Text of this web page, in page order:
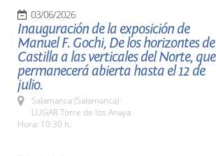
03/06/2026
Inauguración de la exposición de
Manuel F. Gochi, De los horizontes de
Castilla a las verticales del Norte, que
permanecerá abierta hasta el 12 de
julio.
Salamanca (Salamanca)
LUGAR Torre de los Anaya
Hora: 10:30 h.